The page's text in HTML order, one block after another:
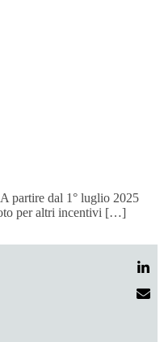
partire dal 1° luglio 2025
per altri incentivi […]